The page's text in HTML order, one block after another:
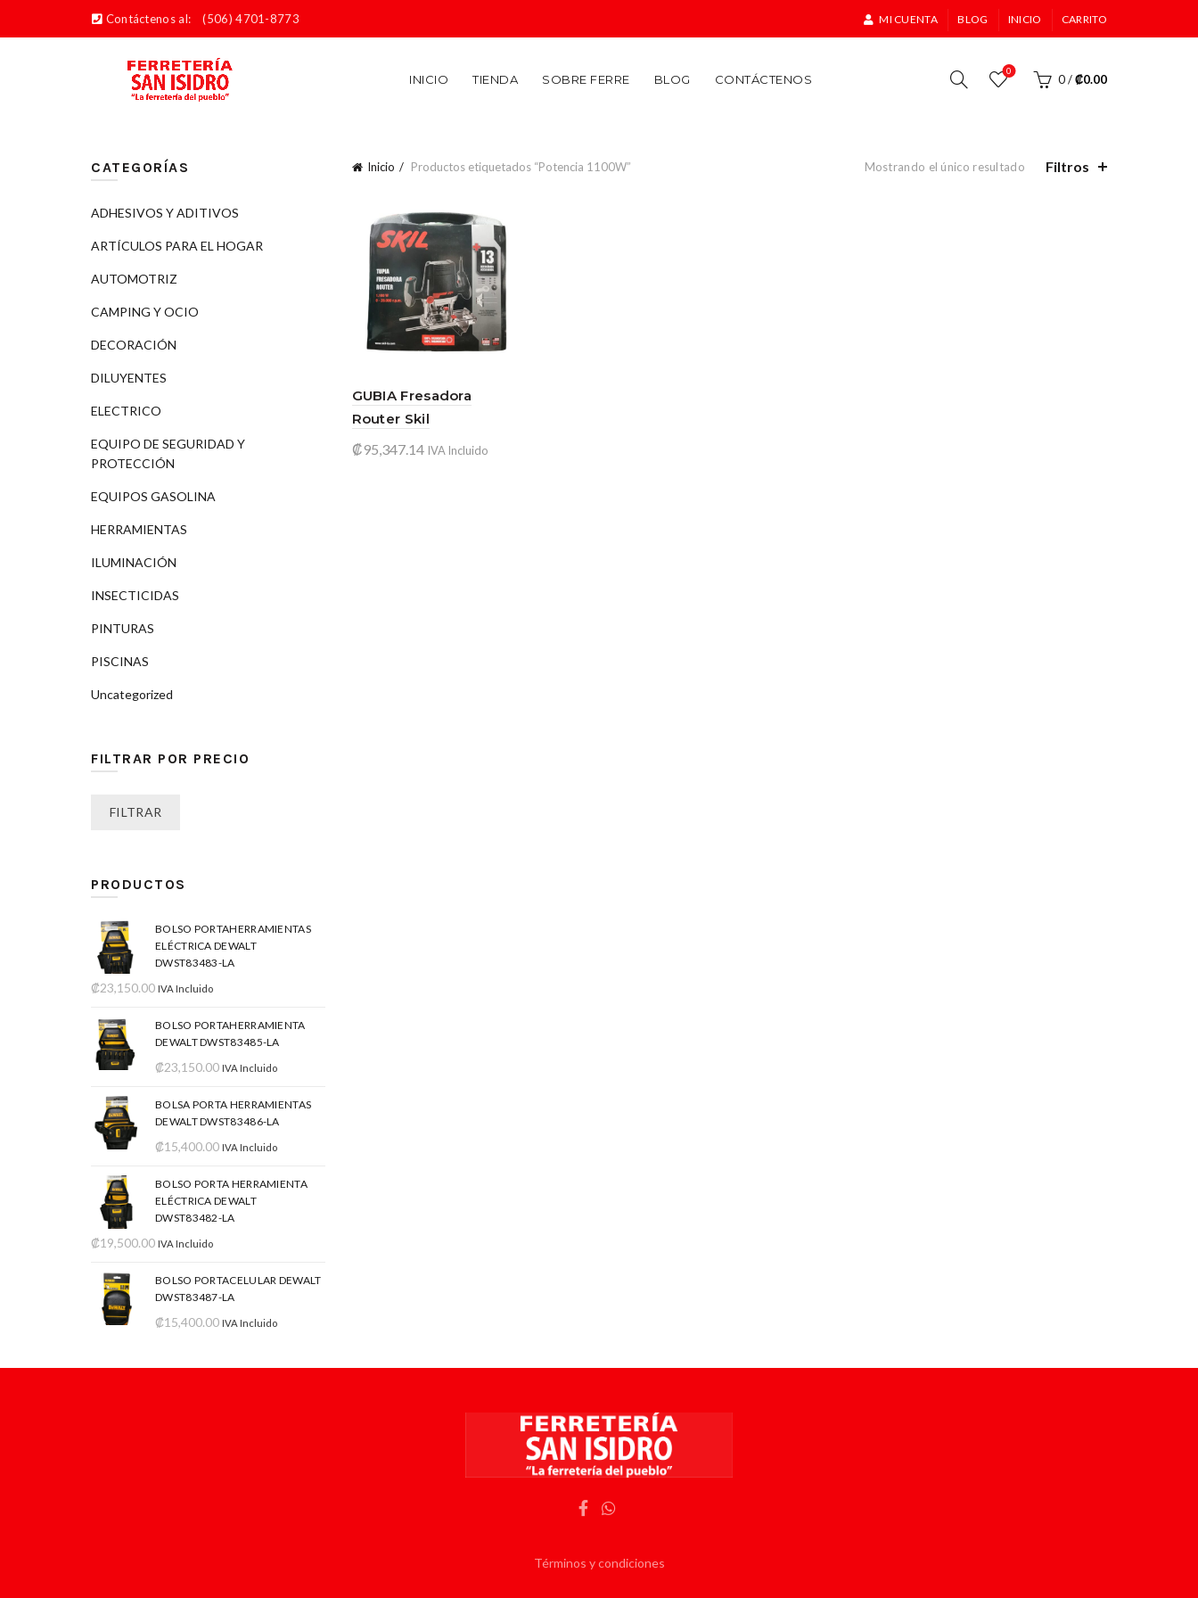
Contáctenos al: (506) 4701-8773 MI CUENTA BLOG INICIO CARRITO
INICIO TIENDA SOBRE FERRE BLOG CONTÁCTENOS
0
0/₡0.00
Inicio Productos etiquetados “Potencia 1100W” Mostrando el único resultado Filtros
GUBIA Fresadora
Router Skil
₡95,347.14 IVA Incluido
CATEGORÍAS
ADHESIVOS Y ADITIVOS
ARTÍCULOS PARA EL HOGAR
AUTOMOTRIZ
CAMPING Y OCIO
DECORACIÓN
DILUYENTES
ELECTRICO
EQUIPO DE SEGURIDAD Y
PROTECCIÓN
EQUIPOS GASOLINA
HERRAMIENTAS
ILUMINACIÓN
INSECTICIDAS
PINTURAS
PISCINAS
Uncategorized
FILTRAR POR PRECIO
FILTRAR
PRODUCTOS
BOLSO PORTAHERRAMIENTAS
ELÉCTRICA DEWALT
DWST83483-LA
₡23,150.00 IVA Incluido
BOLSO PORTAHERRAMIENTA
DEWALT DWST83485-LA
₡23,150.00 IVA Incluido
BOLSA PORTA HERRAMIENTAS
DEWALT DWST83486-LA
₡15,400.00 IVA Incluido
BOLSO PORTA HERRAMIENTA
ELÉCTRICA DEWALT
DWST83482-LA
₡19,500.00 IVA Incluido
BOLSO PORTACELULAR DEWALT
DWST83487-LA
₡15,400.00 IVA Incluido
Términos y condiciones